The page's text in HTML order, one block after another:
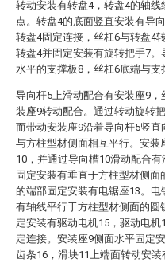
转动安装有转盘4，转盘4的轴
点。转盘4的底面竖直安装有导
转盘4固定连接，丝杠6与转盘4
转盘4并固定安装有旋转把手7
水平的支撑板8，丝杠6底端与支
导向杆5上滑动配合有安装座9
装座9转动配合。通过转动旋转
而带动安装座9沿着导向杆5竖
与方柱型材侧面相互平行。安装
10，并通过导向槽10滑动配合
固定安装有垂直于方柱型材侧面
的端部固定安装有电锯座13。
有轴线平行于方柱型材侧面的圆
定安装有驱动电机15，驱动电机
定连接。安装座9侧面水平固定
齿条16，滑块11上端面转动安